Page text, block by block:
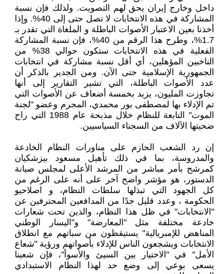
داخل وخارج إيران يحق لهم التصويت. ولذلك فإن نسبة
المشاركة في هذه الانتخابات لا تصل حتى إلى 40%. وإذا
أخذنا بعين الاعتبار الأصوات الباطلة و الملغاة التي تقدر بـ
1.7%، وطرح هذا الرقم من 40%، فإن نسبة المشاركة
الفعلية في هذه الانتخابات ستكون حوالي 38% من
الناخبين المؤهلين، أي أقل نسبة مشاركة في انتخابات
الجمهورية الإسلامية حتى الآن. ومن الجدير بالذكر أن
عدد الأصوات الباطلة، التي تشير التقارير إلى أنها
تجاوزت المليون، يزيد بخمسة أضعاف عن الأصوات التي
تم الإدلاء بها لمصطفى بور محمدي، المجرم وعضو "لجنة
الموت" التابعة للنظام خلال مذبحة عام 1988 التي راح
ضحيتها الآلاف من السجناء السياسيين.
إن رد الشعب الحازم على مناورات النظام الخادعة
والمدروسة، بما في ذلك تأهيل مسعود بيزشكيان
كمرشح بأمر مباشر من المرشد الأعلى لمجلس صيانة
الدستور، هو مؤشر واضح آخر على أنه على الرغم من
كل الجهود التي تبذلها سلطات النظام، و اصلاحيو
الحكومة ، وعدد قليل جدًا من المدافعين المحترفين عن
"الانتخابات" في ظل هذا النظام، والذين تحت شعارات
خادعة مختلفة مثل "المعارضة" و"اليسار الوطني
المناهض للإمبريالية" يستيقظون من سباتهم مع انطلاق
الانتخابات ويشجعون الناس للإدلاء بأصواتهم ورؤية "شعاع
الأمل" في "الاختيار بين السيئ والأسوأ"، فإن شعبنا
يسعى بوعي إلى وضع حد لهذا النظام الاستبدادي